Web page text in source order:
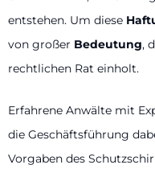
entstehen. Um diese
von großer Bedeutung,
rechtlichen Rat einholt.
Erfahrene Anwälte mit
die Geschäftsführung
Vorgaben des